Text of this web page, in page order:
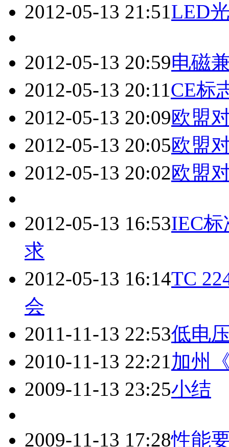
2012-05-13 21:51LED
2012-05-13 20:59电磁
2012-05-13 20:11CE标
2012-05-13 20:09欧盟
2012-05-13 20:05欧盟
2012-05-13 20:02欧盟
2012-05-13 16:53IEC
求
2012-05-13 16:14TC
会
2011-11-13 22:53低电
2010-11-13 22:21加州
2009-11-13 23:25小结
2009-11-13 17:28性能